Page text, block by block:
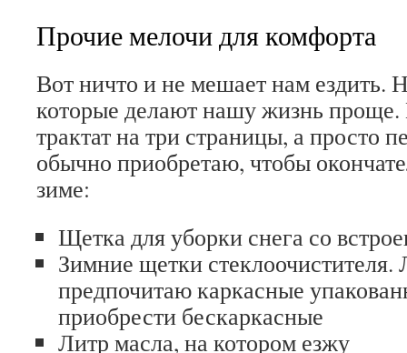
Прочие мелочи для комфорта
Вот ничто и не мешает нам ездить.
которые делают нашу жизнь проще.
трактат на три страницы, а просто
обычно приобретаю, чтобы
зиме:
Щетка для уборки снега со
Зимние щетки стеклоочистителя.
предпочитаю каркасные
приобрести бескаркасные
Литр масла, на котором езжу